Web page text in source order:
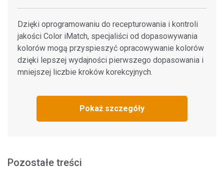
Dzięki oprogramowaniu do recepturowania i kontroli
jakości Color iMatch, specjaliści od dopasowywania
kolorów mogą przyspieszyć opracowywanie kolorów
dzięki lepszej wydajności pierwszego dopasowania i
mniejszej liczbie kroków korekcyjnych.
Pokaż szczegóły
Pozostałe treści